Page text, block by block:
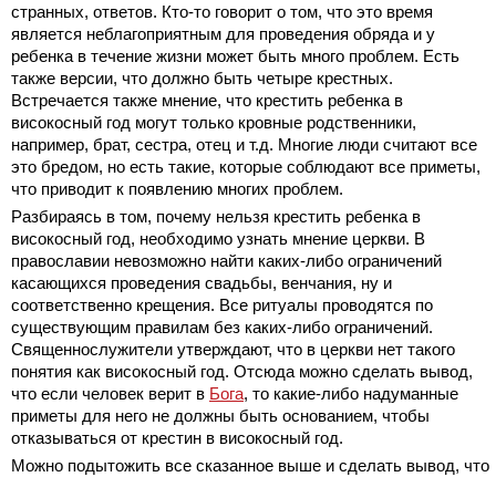
странных, ответов. Кто-то говорит о том, что это время
является неблагоприятным для проведения обряда и у
ребенка в течение жизни может быть много проблем. Есть
также версии, что должно быть четыре крестных.
Встречается также мнение, что крестить ребенка в
високосный год могут только кровные родственники,
например, брат, сестра, отец и т.д. Многие люди считают все
это бредом, но есть такие, которые соблюдают все приметы,
что приводит к появлению многих проблем.
Разбираясь в том, почему нельзя крестить ребенка в
високосный год, необходимо узнать мнение церкви. В
православии невозможно найти каких-либо ограничений
касающихся проведения свадьбы, венчания, ну и
соответственно крещения. Все ритуалы проводятся по
существующим правилам без каких-либо ограничений.
Священнослужители утверждают, что в церкви нет такого
понятия как високосный год. Отсюда можно сделать вывод,
что если человек верит в Бога, то какие-либо надуманные
приметы для него не должны быть основанием, чтобы
отказываться от крестин в високосный год.
Можно подытожить все сказанное выше и сделать вывод, что